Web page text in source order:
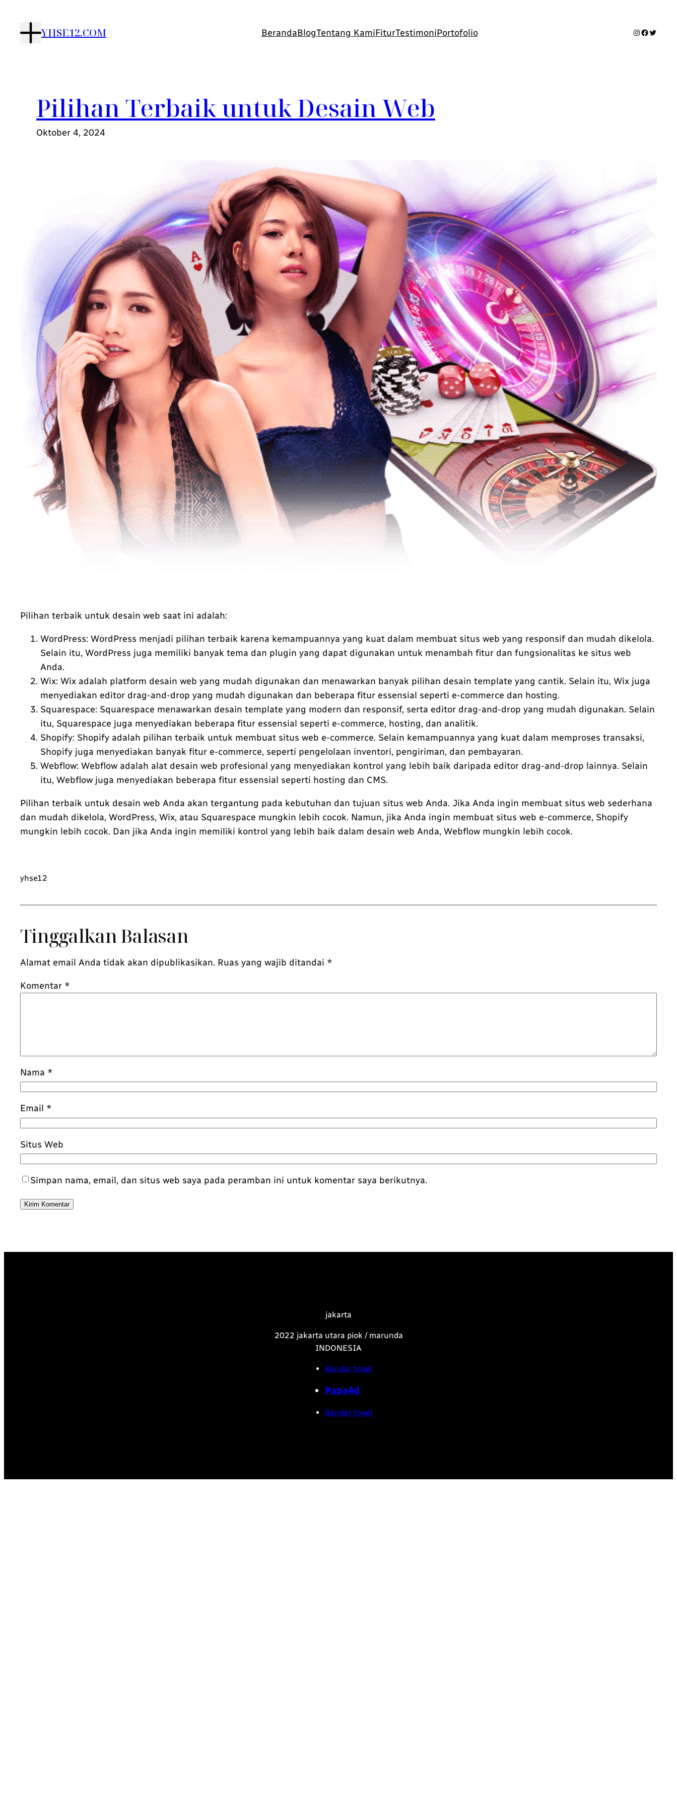
YHSE12.COM BerandaBlogTentang KamiFiturTestimoniPortofolio Instagram
Facebook
Twitter
Pilihan Terbaik untuk Desain Web
Oktober 4, 2024
Pilihan terbaik untuk desain web saat ini adalah:
WordPress: WordPress menjadi pilihan terbaik karena kemampuannya yang kuat dalam membuat situs web yang responsif dan mudah dikelola.
Selain itu, WordPress juga memiliki banyak tema dan plugin yang dapat digunakan untuk menambah fitur dan fungsionalitas ke situs web
Anda.
Wix: Wix adalah platform desain web yang mudah digunakan dan menawarkan banyak pilihan desain template yang cantik. Selain itu, Wix juga
menyediakan editor drag-and-drop yang mudah digunakan dan beberapa fitur essensial seperti e-commerce dan hosting.
Squarespace: Squarespace menawarkan desain template yang modern dan responsif, serta editor drag-and-drop yang mudah digunakan. Selain
itu, Squarespace juga menyediakan beberapa fitur essensial seperti e-commerce, hosting, dan analitik.
Shopify: Shopify adalah pilihan terbaik untuk membuat situs web e-commerce. Selain kemampuannya yang kuat dalam memproses transaksi,
Shopify juga menyediakan banyak fitur e-commerce, seperti pengelolaan inventori, pengiriman, dan pembayaran.
Webflow: Webflow adalah alat desain web profesional yang menyediakan kontrol yang lebih baik daripada editor drag-and-drop lainnya. Selain
itu, Webflow juga menyediakan beberapa fitur essensial seperti hosting dan CMS.
Pilihan terbaik untuk desain web Anda akan tergantung pada kebutuhan dan tujuan situs web Anda. Jika Anda ingin membuat situs web sederhana
dan mudah dikelola, WordPress, Wix, atau Squarespace mungkin lebih cocok. Namun, jika Anda ingin membuat situs web e-commerce, Shopify
mungkin lebih cocok. Dan jika Anda ingin memiliki kontrol yang lebih baik dalam desain web Anda, Webflow mungkin lebih cocok.
yhse12
Tinggalkan Balasan
Alamat email Anda tidak akan dipublikasikan. Ruas yang wajib ditandai *
Komentar *
Nama *
Email *
Situs Web
Simpan nama, email, dan situs web saya pada peramban ini untuk komentar saya berikutnya.
jakarta
2022 jakarta utara piok / marunda
INDONESIA
Bandar togel
Papa4d
Bandar togel